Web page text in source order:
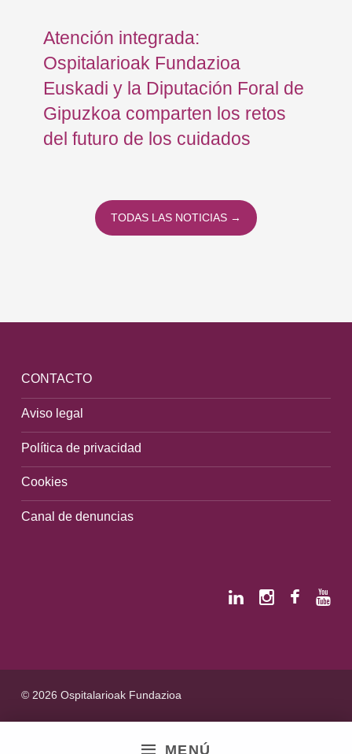
MENÚ
Atención integrada:
Ospitalarioak Fundazioa
Euskadi y la Diputación Foral de
Gipuzkoa comparten los retos
del futuro de los cuidados
TODAS LAS NOTICIAS →
CONTACTO
Aviso legal
Política de privacidad
Cookies
Canal de denuncias
© 2026 Ospitalarioak Fundazioa